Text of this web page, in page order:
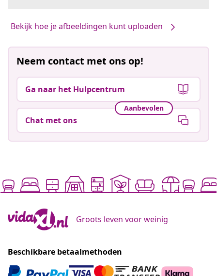
Bekijk hoe je afbeeldingen kunt uploaden
Neem contact met ons op!
Ga naar het Hulpcentrum
Aanbevolen
Chat met ons
Groots leven voor weinig
Beschikbare betaalmethoden